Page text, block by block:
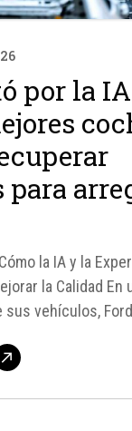
por la
la IA y la
la Calidad
sus vehículos,
según